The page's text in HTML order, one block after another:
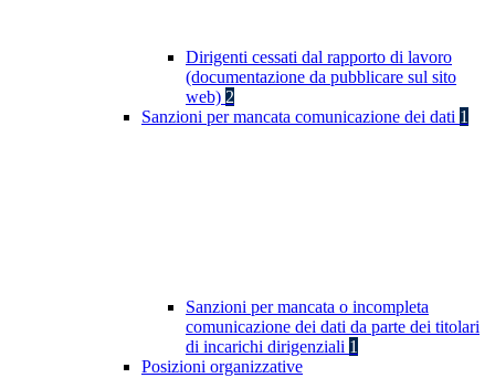
Dirigenti cessati dal rapporto di lavoro
(documentazione da pubblicare sul sito
web) 2
Sanzioni per mancata comunicazione dei dati 1
Sanzioni per mancata o incompleta
comunicazione dei dati da parte dei titolari
di incarichi dirigenziali 1
Posizioni organizzative